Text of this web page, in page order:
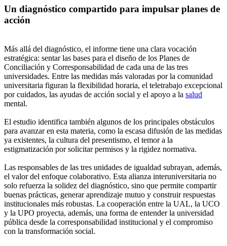
Un diagnóstico compartido para impulsar planes de
acción
Más allá del diagnóstico, el informe tiene una clara vocación
estratégica: sentar las bases para el diseño de los Planes de
Conciliación y Corresponsabilidad de cada una de las tres
universidades. Entre las medidas más valoradas por la comunidad
universitaria figuran la flexibilidad horaria, el teletrabajo excepcional
por cuidados, las ayudas de acción social y el apoyo a la salud
mental.
El estudio identifica también algunos de los principales obstáculos
para avanzar en esta materia, como la escasa difusión de las medidas
ya existentes, la cultura del presentismo, el temor a la
estigmatización por solicitar permisos y la rigidez normativa.
Las responsables de las tres unidades de igualdad subrayan, además,
el valor del enfoque colaborativo. Esta alianza interuniversitaria no
solo refuerza la solidez del diagnóstico, sino que permite compartir
buenas prácticas, generar aprendizaje mutuo y construir respuestas
institucionales más robustas. La cooperación entre la UAL, la UCO
y la UPO proyecta, además, una forma de entender la universidad
pública desde la corresponsabilidad institucional y el compromiso
con la transformación social.